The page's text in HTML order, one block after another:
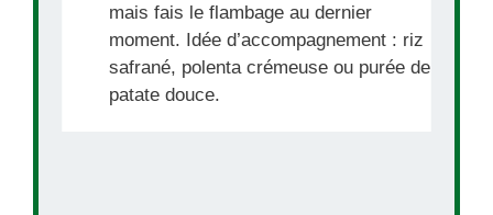
mais fais le flambage au dernier
moment. Idée d’accompagnement : riz
safrané, polenta crémeuse ou purée de
patate douce.